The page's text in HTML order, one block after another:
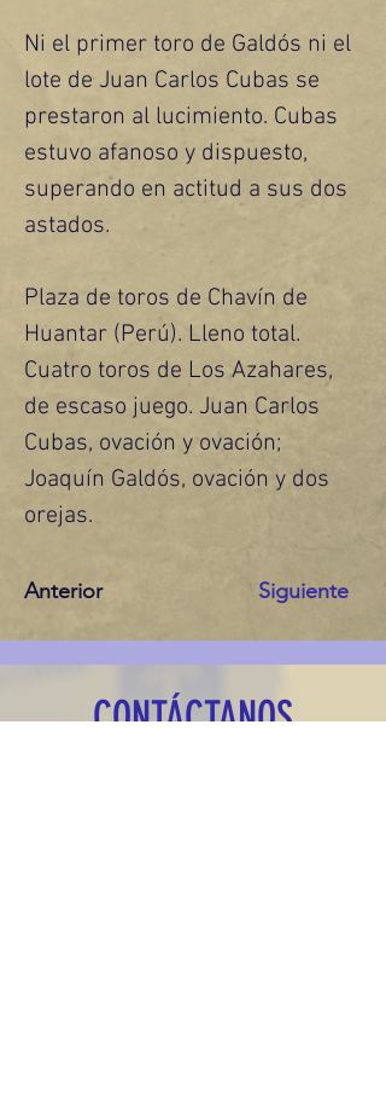
Ni el primer toro de Galdós ni el
lote de Juan Carlos Cubas se
prestaron al lucimiento. Cubas
estuvo afanoso y dispuesto,
superando en actitud a sus dos
astados.
Plaza de toros de Chavín de
Huantar (Perú). Lleno total.
Cuatro toros de Los Azahares,
de escaso juego. Juan Carlos
Cubas, ovación y ovación;
Joaquín Galdós, ovación y dos
orejas.
Anterior Siguiente
CONTÁCTANOS